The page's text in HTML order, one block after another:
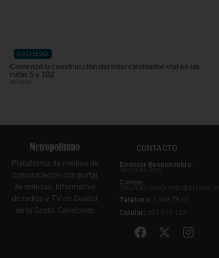
SOCIEDAD
Comenzó la construcción del intercambiador vial en las
rutas 5 y 102
05/08/26
Plataforma de medios de
comunicación con portal
de noticias, Informativo
de radios y TV en Ciudad
de la Costa, Canelones
CONTACTO
Director Responsable:
Mauricio Riva
Correo:
mauricio.riva@metropolitano.uy
Teléfono: 2 698 78 66
Celular: 091 673 129